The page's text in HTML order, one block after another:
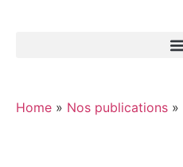
Home » Nos publications »